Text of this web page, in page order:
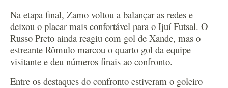
Na etapa final, Zamo voltou a balançar as redes e
deixou o placar mais confortável para o Ijuí Futsal. O
Russo Preto ainda reagiu com gol de Xande, mas o
estreante Rômulo marcou o quarto gol da equipe
visitante e deu números finais ao confronto.
Entre os destaques do confronto estiveram o goleiro